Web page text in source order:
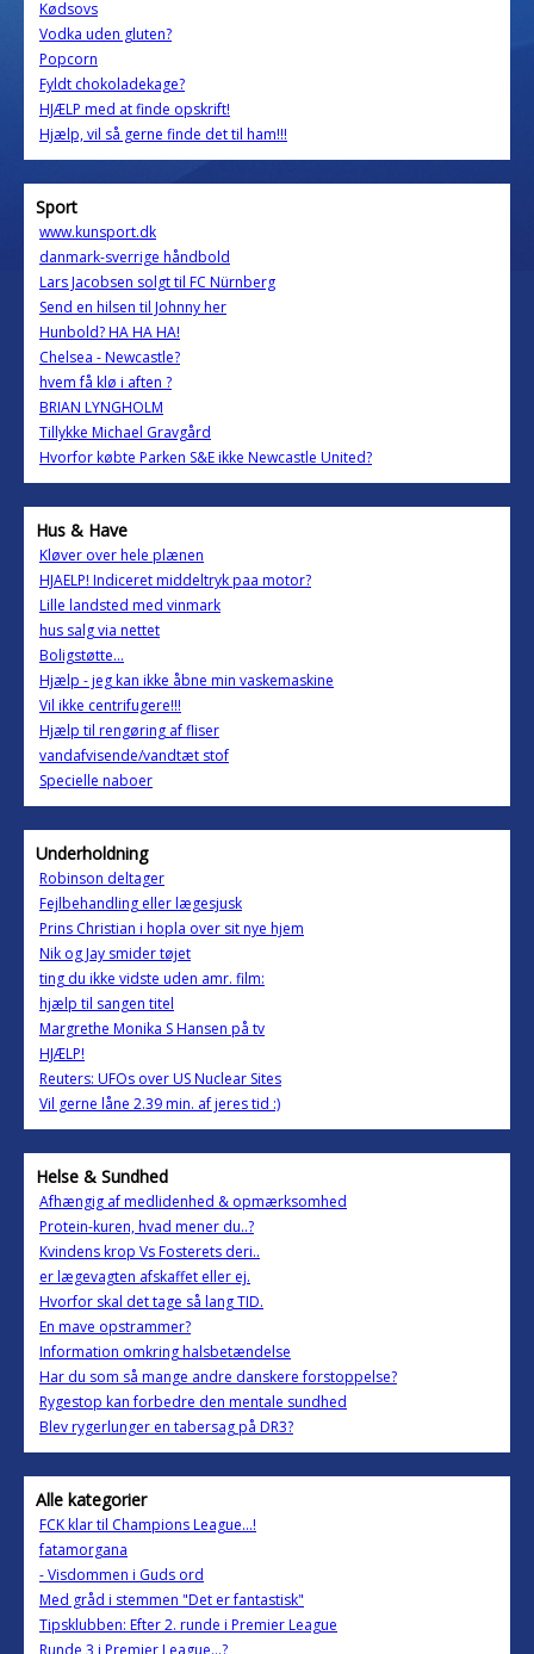
Kødsovs
Vodka uden gluten?
Popcorn
Fyldt chokoladekage?
HJÆLP med at finde opskrift!
Hjælp, vil så gerne finde det til ham!!!
Sport
www.kunsport.dk
danmark-sverrige håndbold
Lars Jacobsen solgt til FC Nürnberg
Send en hilsen til Johnny her
Hunbold? HA HA HA!
Chelsea - Newcastle?
hvem få klø i aften ?
BRIAN LYNGHOLM
Tillykke Michael Gravgård
Hvorfor købte Parken S&E ikke Newcastle United?
Hus & Have
Kløver over hele plænen
HJAELP! Indiceret middeltryk paa motor?
Lille landsted med vinmark
hus salg via nettet
Boligstøtte...
Hjælp - jeg kan ikke åbne min vaskemaskine
Vil ikke centrifugere!!!
Hjælp til rengøring af fliser
vandafvisende/vandtæt stof
Specielle naboer
Underholdning
Robinson deltager
Fejlbehandling eller lægesjusk
Prins Christian i hopla over sit nye hjem
Nik og Jay smider tøjet
ting du ikke vidste uden amr. film:
hjælp til sangen titel
Margrethe Monika S Hansen på tv
HJÆLP!
Reuters: UFOs over US Nuclear Sites
Vil gerne låne 2.39 min. af jeres tid :)
Helse & Sundhed
Afhængig af medlidenhed & opmærksomhed
Protein-kuren, hvad mener du..?
Kvindens krop Vs Fosterets deri..
er lægevagten afskaffet eller ej.
Hvorfor skal det tage så lang TID.
En mave opstrammer?
Information omkring halsbetændelse
Har du som så mange andre danskere forstoppelse?
Rygestop kan forbedre den mentale sundhed
Blev rygerlunger en tabersag på DR3?
Alle kategorier
FCK klar til Champions League...!
fatamorgana
- Visdommen i Guds ord
Med gråd i stemmen "Det er fantastisk"
Tipsklubben: Efter 2. runde i Premier League
Runde 3 i Premier League...?